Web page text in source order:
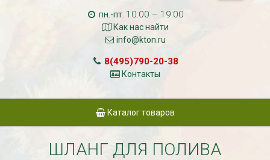
пн.-пт. 10:00 – 19:00
Как нас найти
info@kton.ru
8(495)790-20-38
Контакты
Каталог товаров
ШЛАНГ ДЛЯ ПОЛИВА